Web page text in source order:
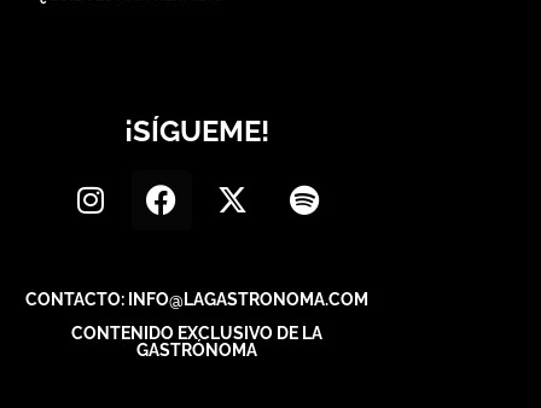
¡SÍGUEME!
CONTACTO: INFO@LAGASTRONOMA.COM
CONTENIDO EXCLUSIVO DE LA
GASTRÓNOMA